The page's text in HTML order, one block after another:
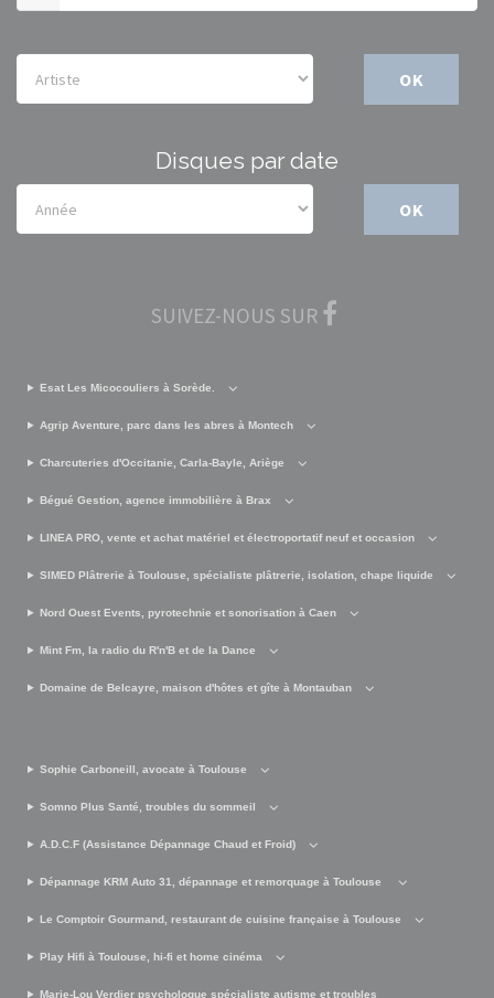
OK
Disques par date
OK
SUIVEZ-NOUS SUR
Esat Les Micocouliers à Sorède.
Agrip Aventure, parc dans les abres à Montech
Charcuteries d'Occitanie, Carla-Bayle, Ariège
Bégué Gestion, agence immobilière à Brax
LINEA PRO, vente et achat matériel et électroportatif neuf et occasion
SIMED Plâtrerie à Toulouse, spécialiste plâtrerie, isolation, chape liquide
Nord Ouest Events, pyrotechnie et sonorisation à Caen
Mint Fm, la radio du R'n'B et de la Dance
Domaine de Belcayre, maison d'hôtes et gîte à Montauban
Sophie Carboneill, avocate à Toulouse
Somno Plus Santé, troubles du sommeil
A.D.C.F (Assistance Dépannage Chaud et Froid)
Dépannage KRM Auto 31, dépannage et remorquage à Toulouse
Le Comptoir Gourmand, restaurant de cuisine française à Toulouse
Play Hifi à Toulouse, hi-fi et home cinéma
Marie-Lou Verdier psychologue spécialiste autisme et troubles